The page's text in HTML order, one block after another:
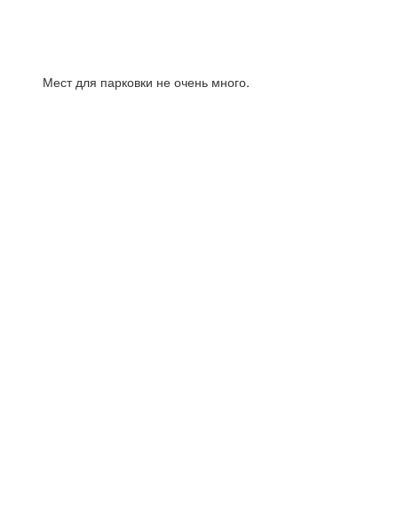
Мест для парковки не очень много.